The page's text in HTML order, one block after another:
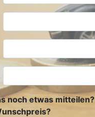
noch etwas mitteilen?